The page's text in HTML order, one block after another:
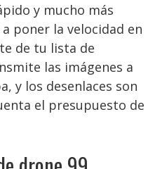
y mucho más
poner la velocidad en
de tu lista de
las imágenes a
y los desenlaces son
el presupuesto de